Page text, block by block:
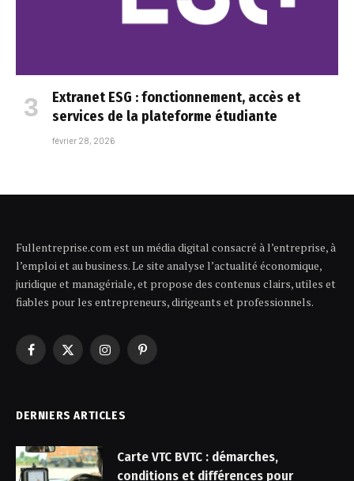
Extranet ESG : fonctionnement, accès et
services de la plateforme étudiante
février 28, 2026
Fullentreprise.com est un média digital consacré à l’entreprise, à
l’emploi et au business. Le site analyse l’actualité économique,
juridique et managériale, et propose des contenus clairs, utiles et
fiables pour les entrepreneurs, dirigeants et professionnels.
Facebook
X
InstagramPinterest
DERNIERS ARTICLES
Carte VTC BVTC : démarches,
conditions et différences pour